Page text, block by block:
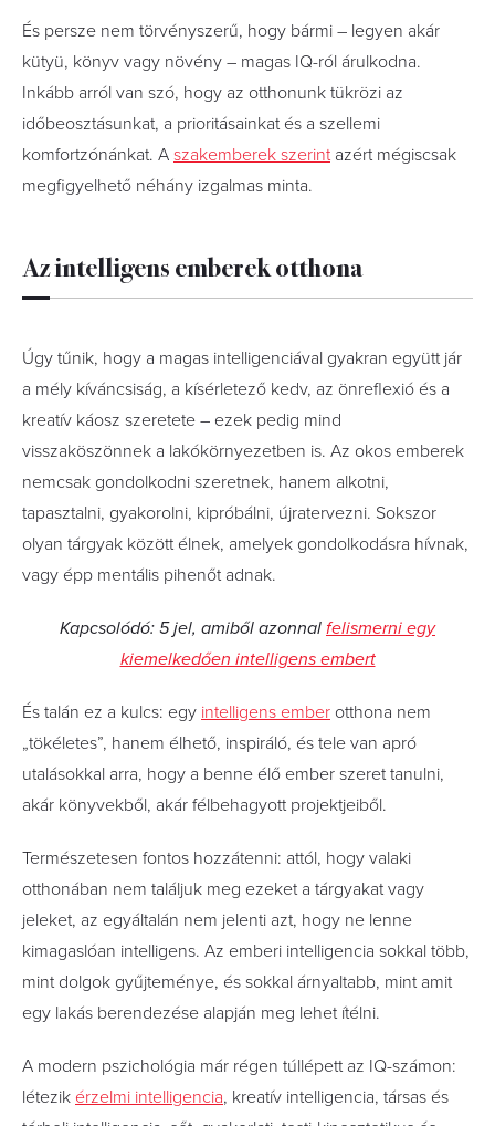
És persze nem törvényszerű, hogy bármi – legyen akár
kütyü, könyv vagy növény – magas IQ-ról árulkodna.
Inkább arról van szó, hogy az otthonunk tükrözi az
időbeosztásunkat, a prioritásainkat és a szellemi
komfortzónánkat. A szakemberek szerintazért mégiscsak
megfigyelhető néhány izgalmas minta.
Az intelligens emberek otthona
Úgy tűnik, hogy a magas intelligenciával gyakran együtt jár
a mély kíváncsiság, a kísérletező kedv, az önreflexió és a
kreatív káosz szeretete – ezek pedig mind
visszaköszönnek a lakókörnyezetben is. Az okos emberek
nemcsak gondolkodni szeretnek, hanem alkotni,
tapasztalni, gyakorolni, kipróbálni, újratervezni. Sokszor
olyan tárgyak között élnek, amelyek gondolkodásra hívnak,
vagy épp mentális pihenőt adnak.
Kapcsolódó: 5 jel, amiből azonnal felismerni egy
kiemelkedően intelligens embert
És talán ez a kulcs: egy intelligens ember otthona nem
„tökéletes”, hanem élhető, inspiráló, és tele van apró
utalásokkal arra, hogy a benne élő ember szeret tanulni,
akár könyvekből, akár félbehagyott projektjeiből.
Természetesen fontos hozzátenni: attól, hogy valaki
otthonában nem találjuk meg ezeket a tárgyakat vagy
jeleket, az egyáltalán nem jelenti azt, hogy ne lenne
kimagaslóan intelligens. Az emberi intelligencia sokkal több,
mint dolgok gyűjteménye, és sokkal árnyaltabb, mint amit
egy lakás berendezése alapján meg lehet ítélni.
A modern pszichológia már régen túllépett az IQ-számon:
létezik érzelmi intelligencia, kreatív intelligencia, társas és